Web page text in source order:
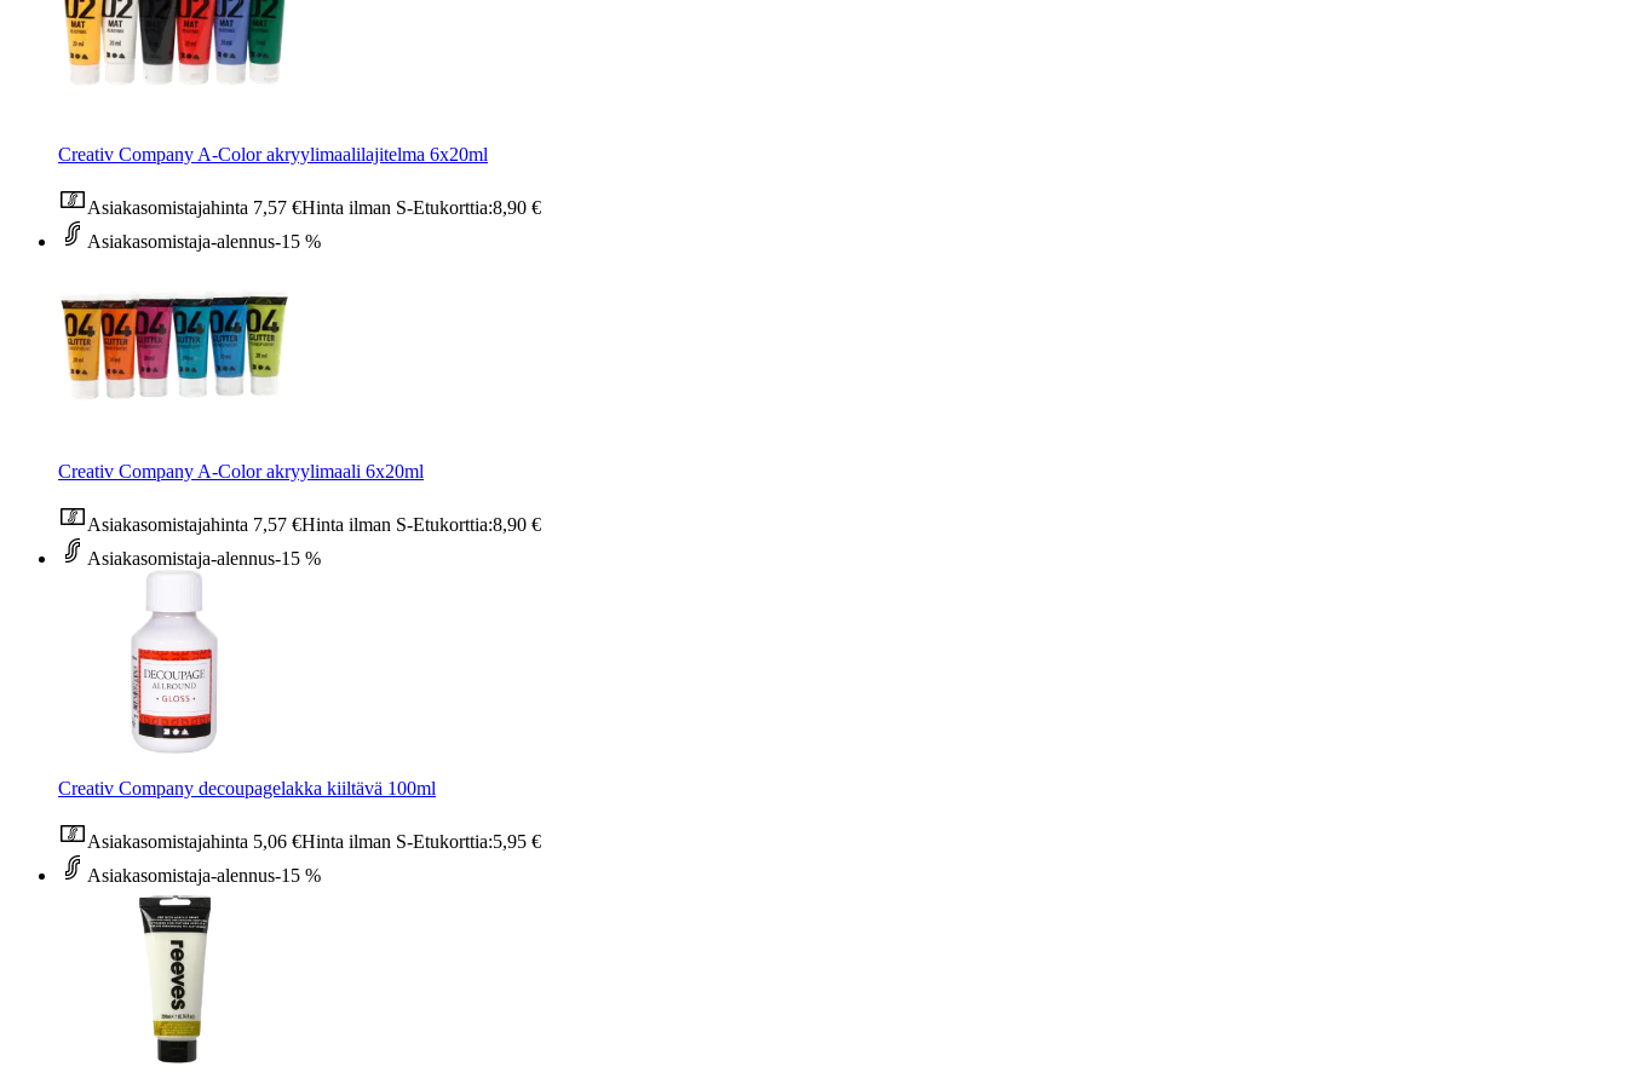
Creativ Company A-Color akryylimaalilajitelma 6x20ml
Asiakasomistajahinta 7,57 €Hinta ilman S-Etukorttia:8,90 €
Asiakasomistaja-alennus-15 %
Creativ Company A-Color akryylimaali 6x20ml
Asiakasomistajahinta 7,57 €Hinta ilman S-Etukorttia:8,90 €
Asiakasomistaja-alennus-15 %
Creativ Company decoupagelakka kiiltävä 100ml
Asiakasomistajahinta 5,06 €Hinta ilman S-Etukorttia:5,95 €
Asiakasomistaja-alennus-15 %